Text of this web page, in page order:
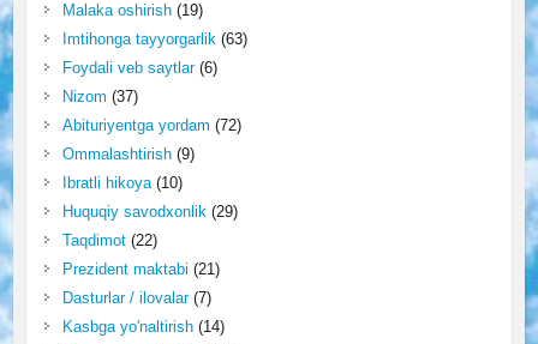
Malaka oshirish(19)
Imtihonga tayyorgarlik(63)
Foydali veb saytlar(6)
Nizom (37)
Abituriyentga yordam (72)
Ommalashtirish(9)
Ibratli hikoya(10)
Huquqiy savodxonlik(29)
Taqdimot(22)
Prezident maktabi (21)
Dasturlar / ilovalar(7)
Kasbga yo'naltirish(14)